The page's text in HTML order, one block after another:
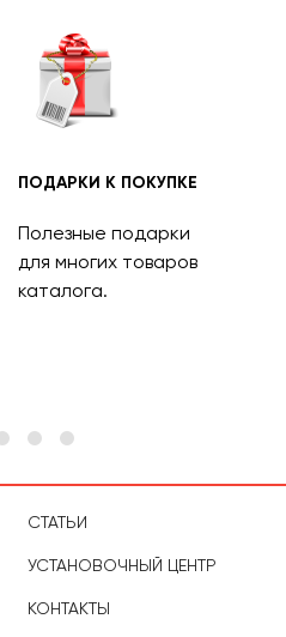
ПОДАРКИ К ПОКУПКЕ
Полезные подарки
для многих товаров
каталога.
СТАТЬИ
УСТАНОВОЧНЫЙ ЦЕНТР
КОНТАКТЫ